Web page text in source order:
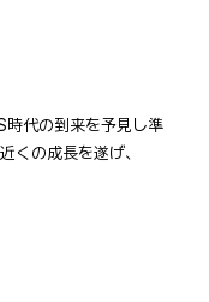
代の到来を予見し準
くの成長を遂げ、